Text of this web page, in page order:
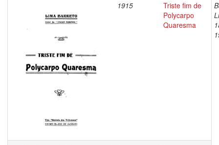
1915
Triste fim de
Polycarpo
Quaresma